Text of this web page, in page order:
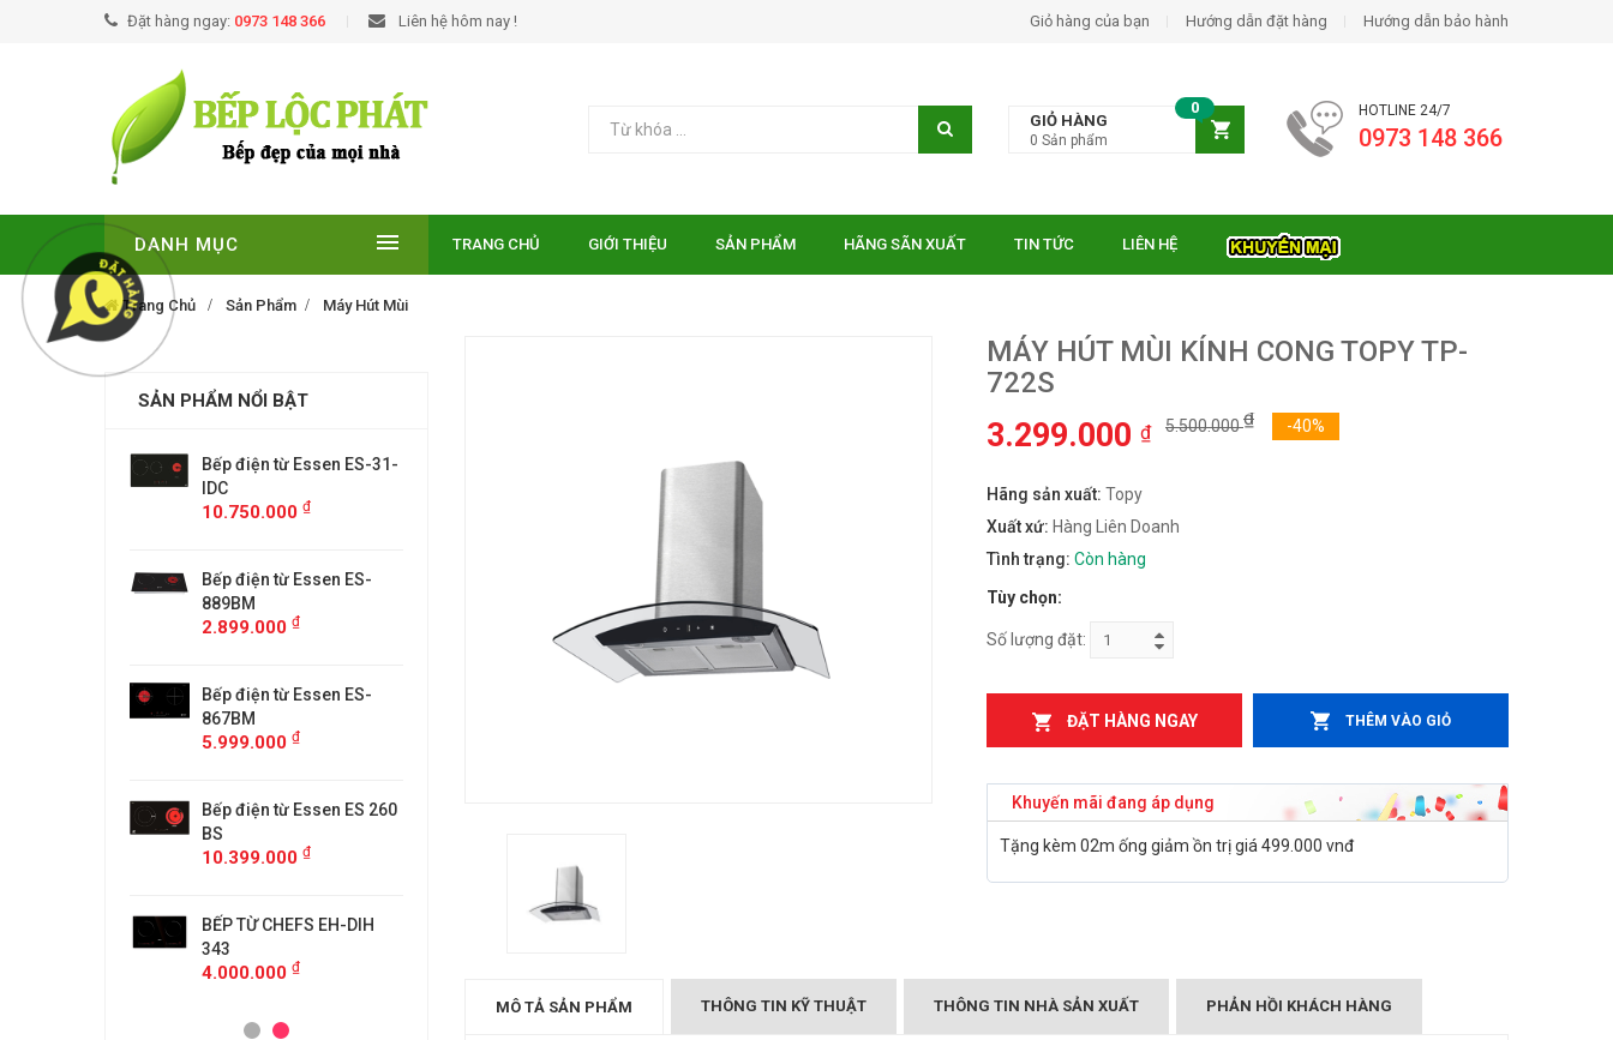
Đặt hàng ngay: 0973 148 366 Liên hệ hôm nay ! Giỏ hàng của bạn Hướng dẫn đặt hàng Hướng dẫn bảo hành
HOTLINE 24/7
0973 148 366
GIỎ HÀNG
0
0 Sản phẩm
DANH MỤC TRANG CHỦ GIỚI THIỆU SẢN PHẨM HÃNG SÃN XUẤT TIN TỨC LIÊN HỆ
Trang Chủ Sản Phẩm Máy Hút Mùi
MÁY HÚT MÙI KÍNH CONG TOPY TP-
722S
3.299.000 ₫ 5.500.000₫ -40%
Hãng sản xuất: Topy
Xuất xứ: Hàng Liên Doanh
Tình trạng: Còn hàng
Tùy chọn:
Số lượng đặt:
ĐẶT HÀNG NGAY THÊM VÀO GIỎ
Khuyến mãi đang áp dụng
Tặng kèm 02m ống giảm ồn trị giá 499.000 vnđ
MÔ TẢ SẢN PHẨM THÔNG TIN KỸ THUẬT THÔNG TIN NHÀ SẢN XUẤT PHẢN HỒI KHÁCH HÀNG
SẢN PHẨM NỔI BẬT
Bếp điện từ Essen ES-31-
IDC
10.750.000 ₫
Bếp điện từ Essen ES-
889BM
2.899.000 ₫
Bếp điện từ Essen ES-
867BM
5.999.000 ₫
Bếp điện từ Essen ES 260
BS
10.399.000 ₫
BẾP TỪ CHEFS EH-DIH
343
4.000.000 ₫
4.599.000
Bếp Từ Midea 2ST-3304
3.299.000₫
IDC
889BM
2.899.000